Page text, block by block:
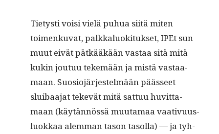
Tietysti voisi vielä puhua siitä miten
toimenku­vat, palkkalu­ok­i­tuk­set, IPEt sun
muut eivät pätkääkään vas­taa sitä mitä
kukin joutuu tekemään ja mis­tä vas­taa­
maan. Suo­sio­jär­jestelmään päässeet
sluibaa­jat tekevät mitä sat­tuu huvit­ta­
maan (käytän­nössä muu­ta­maa vaa­tivu­us­
lu­okkaa alem­man tason tasol­la) — ja tyh­